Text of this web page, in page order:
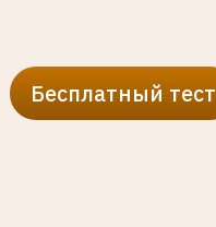
Бесплатный тест